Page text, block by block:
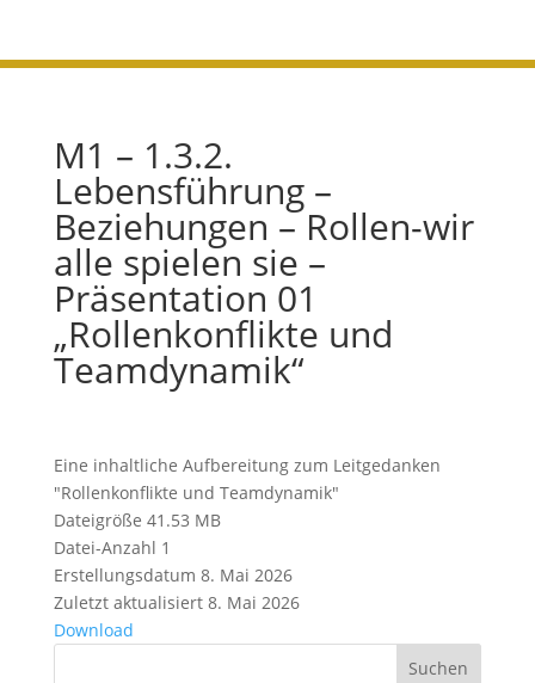
M1 – 1.3.2.
Lebensführung –
Beziehungen – Rollen-wir
alle spielen sie –
Präsentation 01
„Rollenkonflikte und
Teamdynamik“
Eine inhaltliche Aufbereitung zum Leitgedanken
"Rollenkonflikte und Teamdynamik"
Dateigröße 41.53 MB
Datei-Anzahl 1
Erstellungsdatum 8. Mai 2026
Zuletzt aktualisiert 8. Mai 2026
Download